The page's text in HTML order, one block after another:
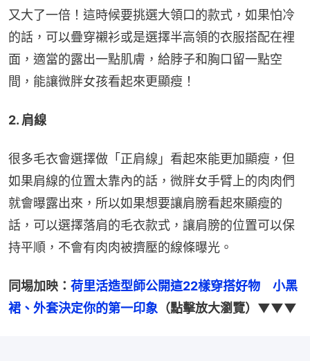
又大了一倍！這時候要挑選大領口的款式，如果怕冷
的話，可以疊穿襯衫或是選擇半高領的衣服搭配在裡
面，適當的露出一點肌膚，給脖子和胸口留一點空
間，能讓微胖女孩看起來更顯瘦！
2. 肩線
很多毛衣會選擇做「正肩線」看起來能更加顯瘦，但
如果肩線的位置太靠內的話，微胖女手臂上的肉肉們
就會曝露出來，所以如果想要讓肩膀看起來顯瘦的
話，可以選擇落肩的毛衣款式，讓肩膀的位置可以保
持平順，不會有肉肉被擠壓的線條曝光。
同埸加映： 荷里活造型師公開這22樣穿搭好物　小黑
裙、外套決定你的第一印象 （點擊放大瀏覽）▼▼▼